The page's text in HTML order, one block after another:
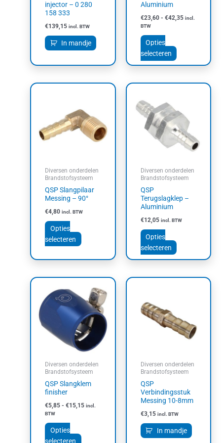
injector – 0 280
158 333
€139,15 incl. BTW
In mandje
Aluminium
€23,60 - €42,35 incl.
BTW
Opties
selecteren
de
Diversen onderdelen
Brandstofsysteem
QSP Slangpilaar
Messing – 90°
€4,80 incl. BTW
Opties
selecteren
heeft
meerdere
variaties.
Deze
gekozen
worden
op
Diversen onderdelen
Brandstofsysteem
QSP
Terugslagklep –
Aluminium
€12,05 incl. BTW
Opties
selecteren
heeft
meerdere
variaties.
Deze
optie
gekozen
op
Diversen onderdelen
Brandstofsysteem
QSP Slangklem
finisher
€5,85 - €15,15
Prijsklasse:
€5,85
tot
€15,15
incl.
BTW
Opties
selecteren
product
heeft
meerdere
variaties.
Deze
optie
gekozen
worden
de
Diversen onderdelen
Brandstofsysteem
QSP
Verbindingsstuk
Messing 10-8mm
€3,15 incl. BTW
In mandje